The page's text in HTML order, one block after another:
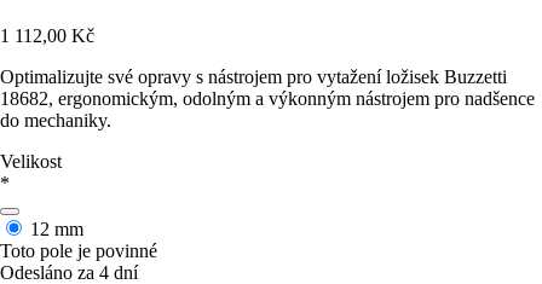
1 112,00 Kč
Optimalizujte své opravy s nástrojem pro vytažení ložisek Buzzetti
18682, ergonomickým, odolným a výkonným nástrojem pro nadšence
do mechaniky.
Velikost
*
12 mm
Toto pole je povinné
Odesláno za 4 dní